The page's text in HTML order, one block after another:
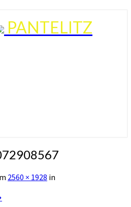
PANTELITZ
2560 × 1928 in